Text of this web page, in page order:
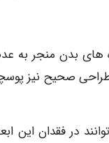
های بدن منجر به
صحیح نیز
در فقدان